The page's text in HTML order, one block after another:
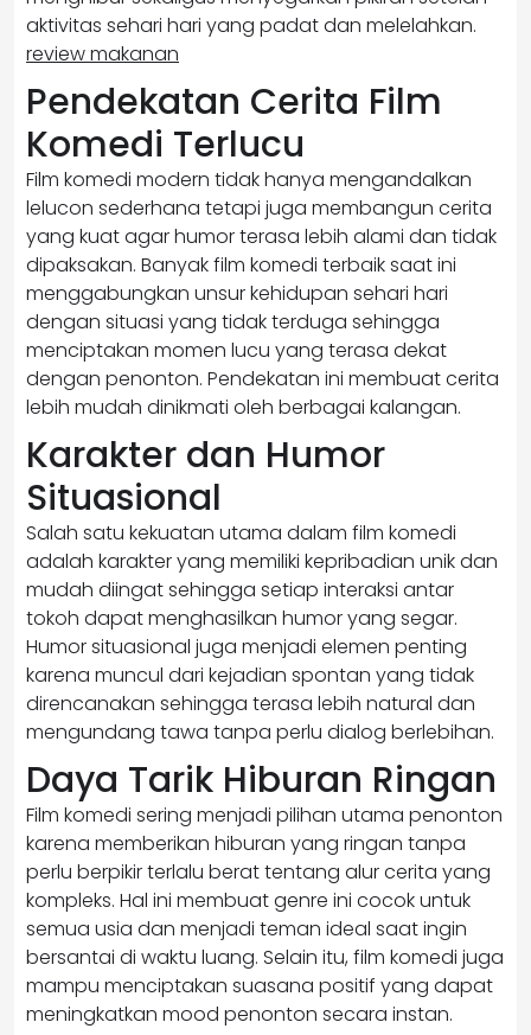
aktivitas sehari hari yang padat dan melelahkan.
review makanan
Pendekatan Cerita Film
Komedi Terlucu
Film komedi modern tidak hanya mengandalkan
lelucon sederhana tetapi juga membangun cerita
yang kuat agar humor terasa lebih alami dan tidak
dipaksakan. Banyak film komedi terbaik saat ini
menggabungkan unsur kehidupan sehari hari
dengan situasi yang tidak terduga sehingga
menciptakan momen lucu yang terasa dekat
dengan penonton. Pendekatan ini membuat cerita
lebih mudah dinikmati oleh berbagai kalangan.
Karakter dan Humor
Situasional
Salah satu kekuatan utama dalam film komedi
adalah karakter yang memiliki kepribadian unik dan
mudah diingat sehingga setiap interaksi antar
tokoh dapat menghasilkan humor yang segar.
Humor situasional juga menjadi elemen penting
karena muncul dari kejadian spontan yang tidak
direncanakan sehingga terasa lebih natural dan
mengundang tawa tanpa perlu dialog berlebihan.
Daya Tarik Hiburan Ringan
Film komedi sering menjadi pilihan utama penonton
karena memberikan hiburan yang ringan tanpa
perlu berpikir terlalu berat tentang alur cerita yang
kompleks. Hal ini membuat genre ini cocok untuk
semua usia dan menjadi teman ideal saat ingin
bersantai di waktu luang. Selain itu, film komedi juga
mampu menciptakan suasana positif yang dapat
meningkatkan mood penonton secara instan.